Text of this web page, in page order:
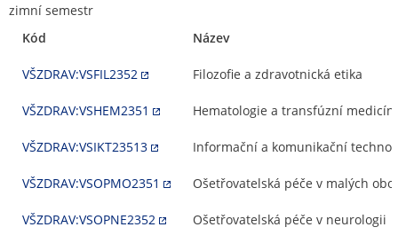
zimní semestr
Kód
Název
VŠZDRAV:VSFIL2352 Filozofie a zdravotnická etika
VŠZDRAV:VSHEM2351 Hematologie a transfúzní
VŠZDRAV:VSIKT23513 Informační a komunikační
VŠZDRAV:VSOPMO2351 Ošetřovatelská péče v malých
VŠZDRAV:VSOPNE2352 Ošetřovatelská péče v neurologii